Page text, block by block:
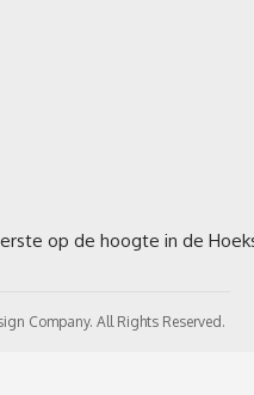
Company. All Rights Reserved.